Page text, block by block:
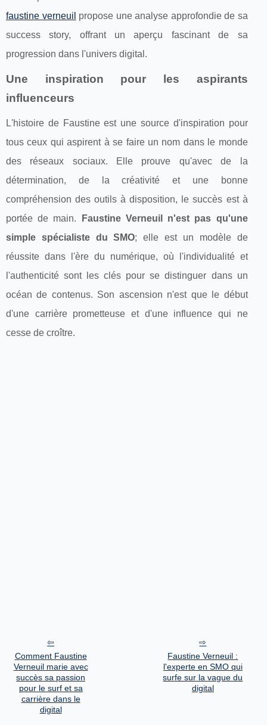
faustine verneuil propose une analyse approfondie de sa
success story, offrant un aperçu fascinant de sa
progression dans l'univers digital.
Une inspiration pour les aspirants
influenceurs
L'histoire de Faustine est une source d'inspiration pour
tous ceux qui aspirent à se faire un nom dans le monde
des réseaux sociaux. Elle prouve qu'avec de la
détermination, de la créativité et une bonne
compréhension des outils à disposition, le succès est à
portée de main.
Faustine Verneuil n'est pas qu'une
simple spécialiste du SMO; elle est un modèle de
réussite dans l'ère du numérique, où l'individualité et
l'authenticité sont les clés pour se distinguer dans un
océan de contenus. Son ascension n'est que le début
d'une carrière prometteuse et d'une influence qui ne
cesse de croître.
Comment Faustine
Verneuil marie avec
succès sa passion
pour le surf et sa
carrière dans le
digital
Faustine Verneuil :
l'experte en SMO qui
surfe sur la vague du
digital